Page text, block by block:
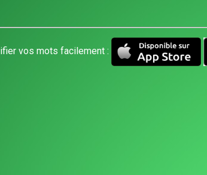
vos mots facilement :